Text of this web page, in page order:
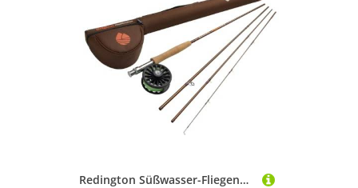
Redington Süßwasser-Fliegenfisch-Set, 5 Gewichte, 2,7 m Lange Forellenrute, Kreuzwasserrolle, Fliegenschnur, Vorfach und Tragetasche